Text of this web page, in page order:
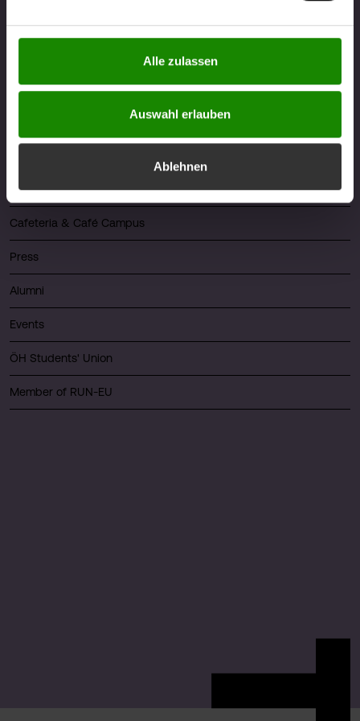
Sie unterhttps://www.fhv.at/datenschutz
Alle zulassen
Auswahl erlauben
Ablehnen
Quicklinks
Library
Cafeteria & Café Campus
Press
Alumni
Events
ÖH Students' Union
Member of RUN-EU